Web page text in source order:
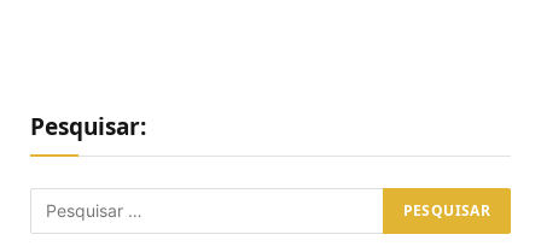
Pesquisar: